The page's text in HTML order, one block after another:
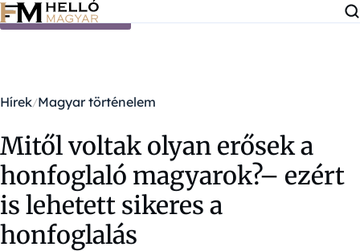
Ugrás a tartalomra
Hírek Magyar történelem
Mitől voltak olyan erősek a
honfoglaló magyarok?– ezért
is lehetett sikeres a
honfoglalás